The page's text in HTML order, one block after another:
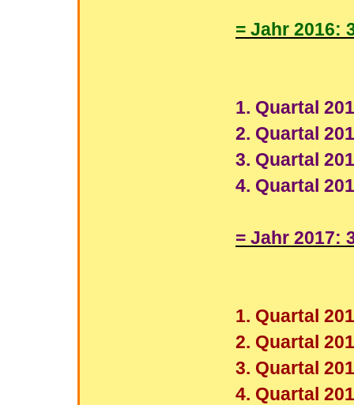
= Jahr 2016:
1. Quartal
2. Quartal
3. Quartal
4. Quartal
= Jahr 2017:
1. Quartal
2. Quartal
3. Quartal
4. Quartal